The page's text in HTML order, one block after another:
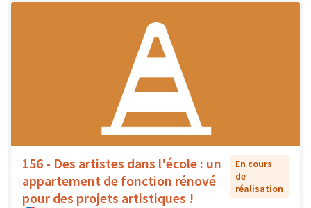
156 - Des artistes dans l'école : un
appartement de fonction rénové
pour des projets artistiques !
En cours
de
réalisation